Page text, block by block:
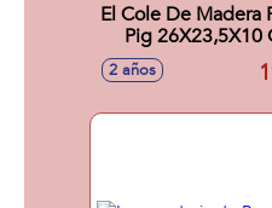
El Cole De Madera
Pig 26X23,5X10
2 años